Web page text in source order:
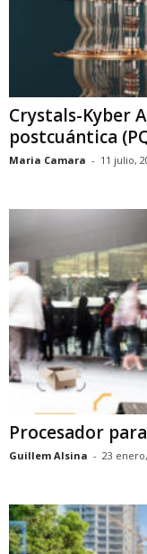
Crystals-Kyber
postcuántica
Maria Camara - 11 julio,
Procesador
Guillem Alsina - 23